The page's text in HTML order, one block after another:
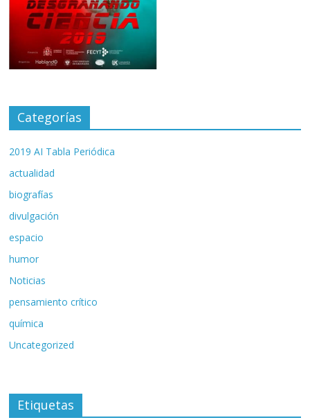
Categorías
2019 AI Tabla Periódica
actualidad
biografías
divulgación
espacio
humor
Noticias
pensamiento crítico
química
Uncategorized
Etiquetas